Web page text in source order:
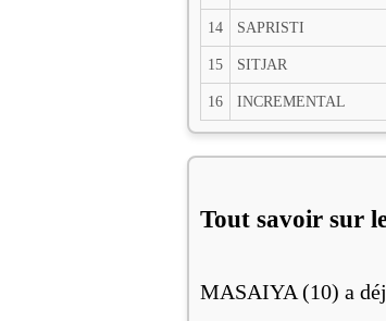
14 SAPRISTI
15 SITJAR
16 INCREMENTAL
Tout savoir sur
MASAIYA (10) a